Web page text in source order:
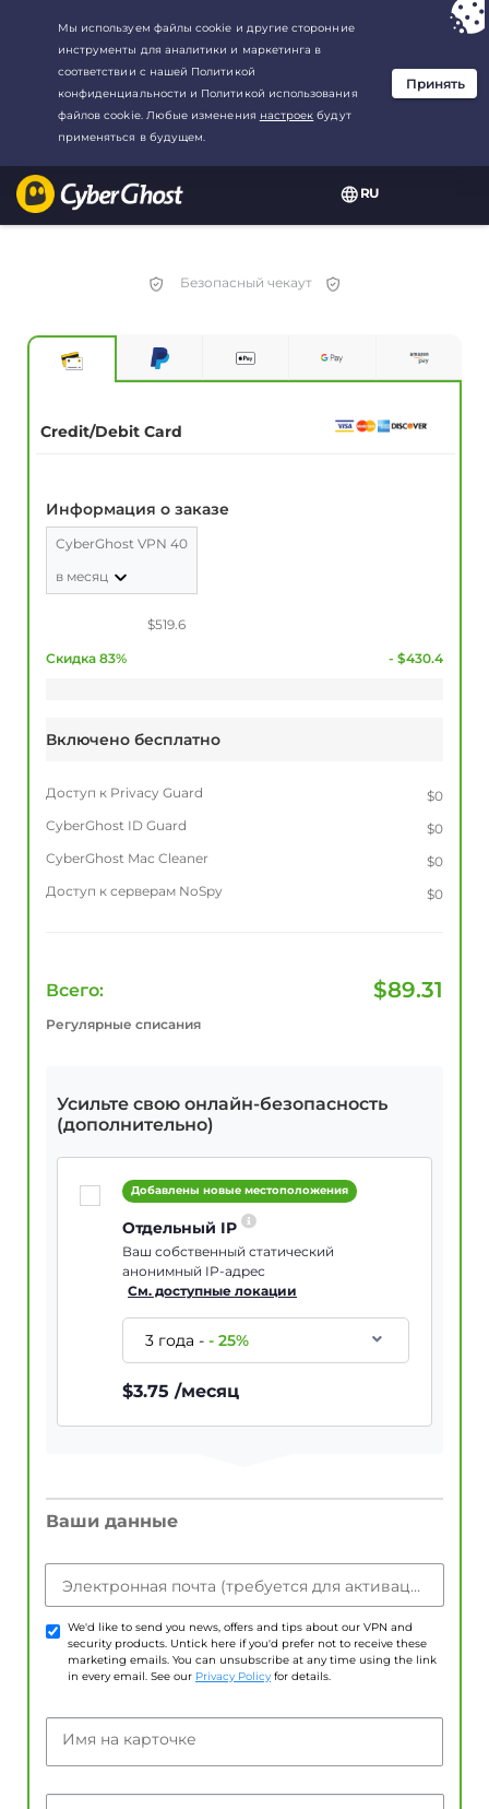
RU
Ваш выбор:Лучшая сделкадля3.3333333333333-год at$
месяц
Безопасный чекаут
Credit/Debit Card
Информация о заказе
CyberGhost VPN 40
в месяц
$519.6
Скидка 83% - $430.4
Включено бесплатно
Доступ к Privacy Guard
$0
CyberGhost ID Guard
$0
CyberGhost Mac Cleaner
$0
Доступ к серверам NoSpy
$0
Всего: $89.31
Регулярные списания
Усильте свою онлайн-безопасность
(дополнительно)
Добавлены новые местоположения
Отдельный IP
Ваш собственный статический
анонимный IP-адрес
См. доступные локации
3 года--25%
$3.75 /месяц
Ваши данные
Электронная почта (требуется для активации учетной записи)
We'd like to send you news, offers and tips about our VPN and
security products. Untick here if you'd prefer not to receive these
marketing emails. You can unsubscribe at any time using the link
in every email. See our Privacy Policy for details.
Имя на карточке